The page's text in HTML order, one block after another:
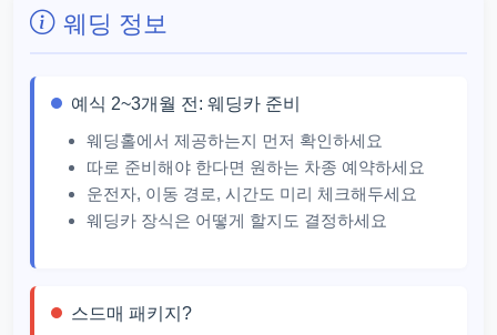
웨딩 정보
예식 2~3개월 전: 웨딩카 준비
웨딩홀에서 제공하는지 먼저 확인하세요
따로 준비해야 한다면 원하는 차종 예약하세요
운전자, 이동 경로, 시간도 미리 체크해두세요
웨딩카 장식은 어떻게 할지도 결정하세요
스드매 패키지?